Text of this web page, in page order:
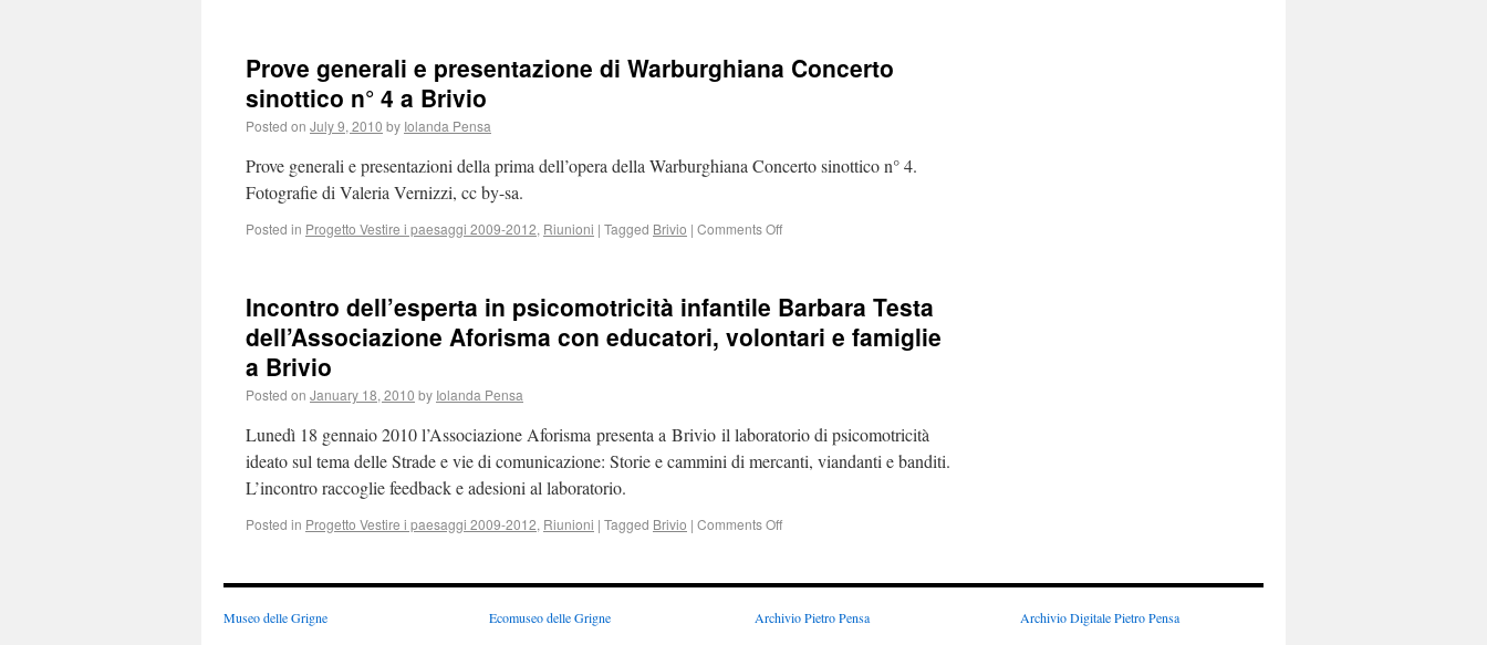
Prove generali e presentazione di Warburghiana Concerto
sinottico n° 4 a Brivio
Posted on July 9, 2010 by Iolanda Pensa
Prove generali e presentazioni della prima dell’opera della Warburghiana Concerto sinottico n° 4.
Fotografie di Valeria Vernizzi, cc by-sa.
Posted in Progetto Vestire i paesaggi 2009-2012, Riunioni | Tagged Brivio | Comments Off
Incontro dell’esperta in psicomotricità infantile Barbara Testa
dell’Associazione Aforisma con educatori, volontari e famiglie
a Brivio
Posted on January 18, 2010 by Iolanda Pensa
Lunedì 18 gennaio 2010 l’Associazione Aforisma presenta a Brivio il laboratorio di psicomotricità
ideato sul tema delle Strade e vie di comunicazione: Storie e cammini di mercanti, viandanti e banditi.
L’incontro raccoglie feedback e adesioni al laboratorio.
Posted in Progetto Vestire i paesaggi 2009-2012, Riunioni | Tagged Brivio | Comments Off
Museo delle Grigne Ecomuseo delle Grigne Archivio Pietro Pensa Archivio Digitale Pietro Pensa